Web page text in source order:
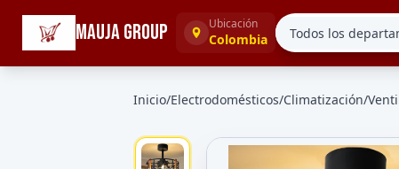
MAUJA GROUP Ubicación
Colombia
☰ Categorías
Inicio/Electrodomésticos/Climatización/